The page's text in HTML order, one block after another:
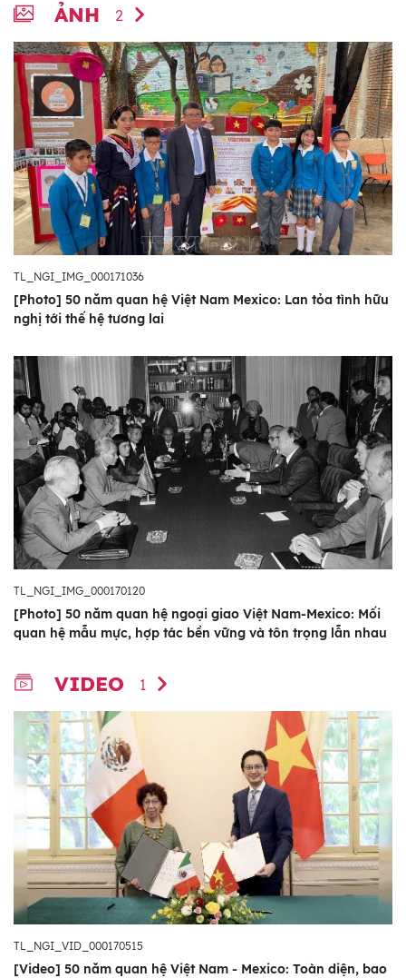
ẢNH 2
TL_NGI_IMG_000171036
[Photo] 50 năm quan hệ Việt Nam Mexico: Lan tỏa tình hữu
nghị tới thế hệ tương lai
TL_NGI_IMG_000170120
[Photo] 50 năm quan hệ ngoại giao Việt Nam-Mexico: Mối
quan hệ mẫu mực, hợp tác bền vững và tôn trọng lẫn nhau
VIDEO 1
TL_NGI_VID_000170515
[Video] 50 năm quan hệ Việt Nam - Mexico: Toàn diện, bao